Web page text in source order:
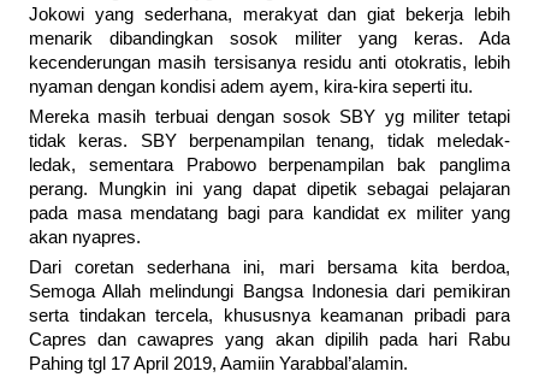
Jokowi yang sederhana, merakyat dan giat bekerja lebih
menarik dibandingkan sosok militer yang keras. Ada
kecenderungan masih tersisanya residu anti otokratis, lebih
nyaman dengan kondisi adem ayem, kira-kira seperti itu.
Mereka masih terbuai dengan sosok SBY yg militer tetapi
tidak keras. SBY berpenampilan tenang, tidak meledak-
ledak, sementara Prabowo berpenampilan bak panglima
perang. Mungkin ini yang dapat dipetik sebagai pelajaran
pada masa mendatang bagi para kandidat ex militer yang
akan nyapres.
Dari coretan sederhana ini, mari bersama kita berdoa,
Semoga Allah melindungi Bangsa Indonesia dari pemikiran
serta tindakan tercela, khususnya keamanan pribadi para
Capres dan cawapres yang akan dipilih pada hari Rabu
Pahing tgl 17 April 2019, Aamiin Yarabbal’alamin.